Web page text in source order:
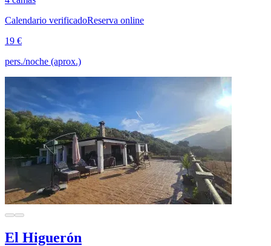
Calendario verificadoReserva online
19 €
pers./noche (aprox.)
El Higuerón